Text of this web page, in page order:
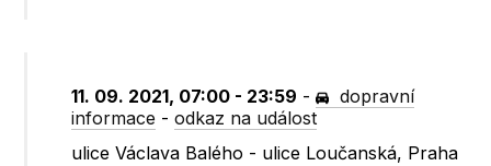
11. 09. 2021, 07:00 - 23:59 -
dopravní
informace -odkaz na událost
ulice Václava Balého - ulice Loučanská, Praha